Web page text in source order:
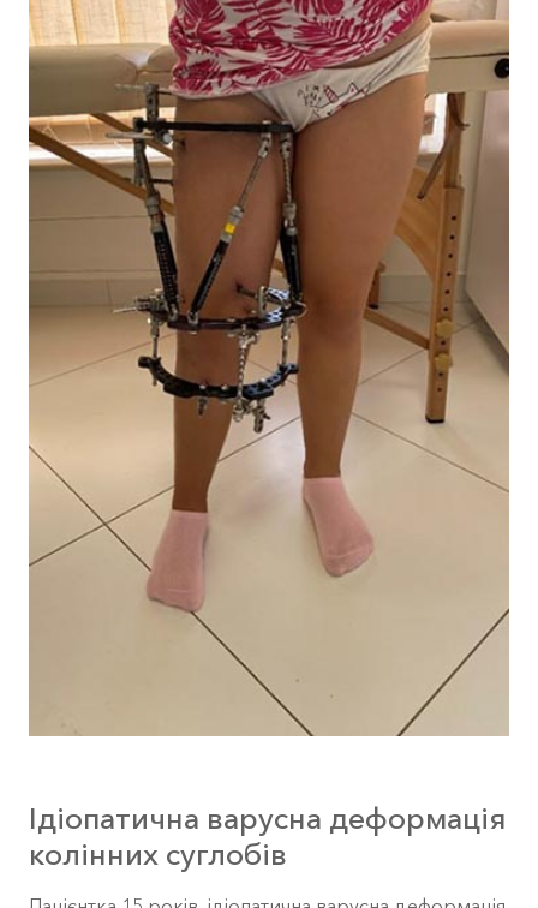
Ідіопатична варусна деформація
колінних суглобів